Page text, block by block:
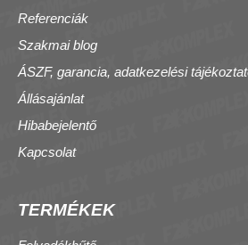
Referenciák
Szakmai blog
ÁSZF, garancia, adatkezelési
Állásajánlat
Hibabejelentő
Kapcsolat
TERMÉKEK